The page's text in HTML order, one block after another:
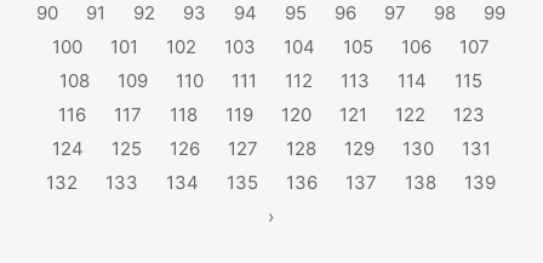
90
91 92 93 94 95 96 97 98
99
100
101 102 103 104 105 106
107
108
109 110 111 112 113 114
115
116
117 118 119 120 121 122
123
124
125 126 127 128 129 130
131
132
133 134 135 136 137 138
139
›